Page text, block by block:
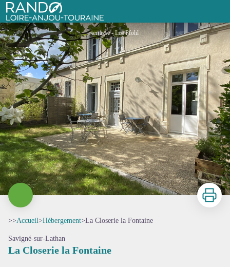
Rando Loire-Anjou-Touraine
La Closerie la Fontaine
terrasse - Lea Pfohl
Imprimer
>>Accueil>Hébergement>La Closerie la Fontaine
Savigné-sur-Lathan
La Closerie la Fontaine